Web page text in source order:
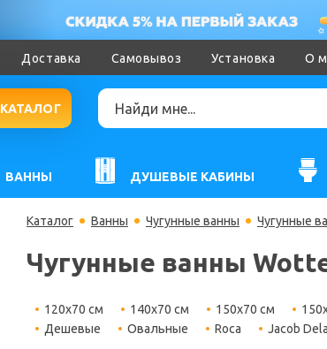
Доставка Самовывоз Установка О
КАТАЛОГ
ВАННЫ ДУШЕВЫЕ КАБИНЫ
Каталог Ванны Чугунные ванны Чугунные
Чугунные ванны
120x70 см 140x70 см 150x70 см
Дешевые
Овальные Roca Jacob